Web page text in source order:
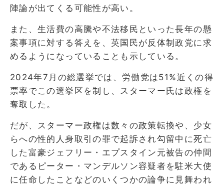
陣論が出てくる可能性が高い。
また、生活費の高騰や不法移民といった長年の懸
案事項に対する答えを、英国民が反体制政党に求
めるようになっていることも示している。
2024年7月の総選挙では、労働党は51%近くの得
票率でこの選挙区を制し、スターマー氏は政権を
奪取した。
だが、スターマー政権は数々の政策転換や、少女
らへの性的人身取引の罪で起訴され勾留中に死亡
した富豪ジェフリー・エプスタイン元被告の仲間
であるピーター・マンデルソン容疑者を駐米大使
に任命したことなどのいくつかの論争に見舞われ